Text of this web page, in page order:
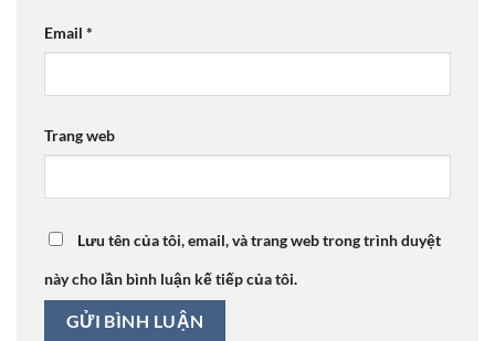
Email *
Trang web
Lưu tên của tôi, email, và trang web trong trình duyệt
này cho lần bình luận kế tiếp của tôi.